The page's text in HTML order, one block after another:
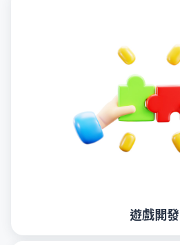
遊戲開發